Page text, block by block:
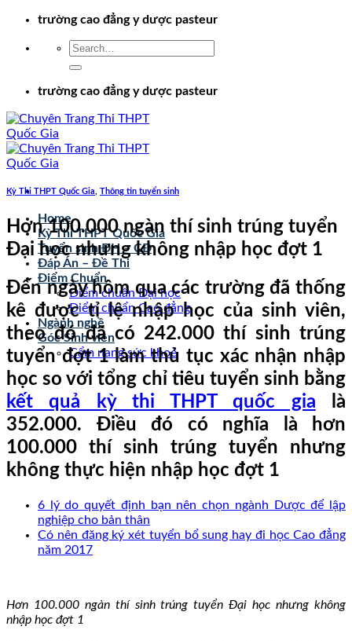
Chuyểntrường cao đẳng y dược pasteur
trường cao đẳng y dược pasteur
Home
Kỳ Thi THPT Quốc Gia
Tuyển sinh ĐH – CĐ
Đáp Án – Đề Thi
Điểm Chuẩn
Điểm chuẩn Đại học
Điểm chuẩn Cao đẳng
Ngành nghề
Góc Sinh viên
Cẩm nang sức khoẻ
Kỳ Thi THPT Quốc Gia Thông tin tuyển sinh
Hơn 100.000 ngàn thí sinh trúng tuyển
Đại học nhưng không nhập học đợt 1
Đến ngày hôm qua các trường đã thống
kê được tỉ lệ nhập học của sinh viên,
theo đó đã có 242.000 thí sinh trúng
tuyển đợt 1 làm thủ tục xác nhận nhập
học so với tổng chỉ tiêu tuyển sinh bằng
kết quả kỳ thi THPT quốc gia là
352.000. Điều đó có nghĩa là hơn
100.000 thí sinh trúng tuyển nhưng
không thực hiện nhập học đợt 1
6 lý do quyết định bạn nên chọn ngành Dược để lập
nghiệp cho bản thân
Có nên đăng ký xét tuyển bổ sung hay đi học Cao đẳng
năm 2017
Hơn 100.000 ngàn thí sinh trúng tuyển Đại học nhưng không
nhập học đợt 1